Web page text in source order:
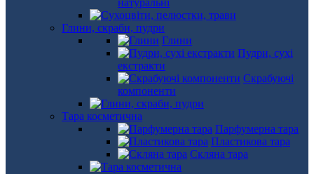
натуральні
Глини, скраби, пудри
Глини
Пудри, сухі
екстракти
Скрабуючі
компоненти
Тара косметична
Парфумерна тара
Пластикова тара
Скляна тара